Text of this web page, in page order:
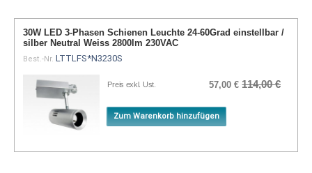
30W LED 3-Phasen Schienen Leuchte 24-60Grad einstellbar /
silber Neutral Weiss 2800lm 230VAC
Best.-Nr. LTTLFS*N3230S
Preis exkl. Ust. 57,00 € 114,00 €
Zum Warenkorb hinzufügen